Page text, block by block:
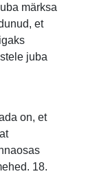
märksa
et
juba
on, et
18.